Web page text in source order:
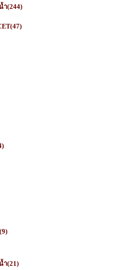
ำ(244)
(47)
(9)
ำ(21)